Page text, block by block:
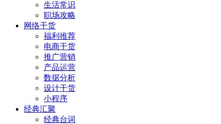
生活常识
职场攻略
网络干货
福利推荐
电商干货
推广营销
产品运营
数据分析
设计干货
小程序
经典汇聚
经典台词